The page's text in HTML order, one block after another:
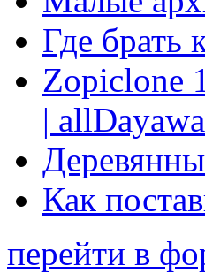
Где брать
Zopiclone
|
Как
перейти в